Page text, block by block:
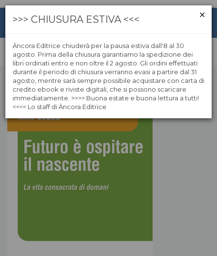
>>> CHIUSURA ESTIVA <<<
Àncora Editrice chiuderà per la pausa estiva dall'8 al 30
agosto. Prima della chiusura garantiamo la spedizione dei
libri ordinati entro e non oltre il 2 agosto. Gli ordini effettuati
durante il periodo di chiusura verranno evasi a partire dal 31
agosto, mentre sarà sempre possibile acquistare con carta di
credito ebook e riviste digitali, che si possono scaricare
immediatamente. >>>> Buona estate e buona lettura a tutti!
<<<< Lo staff di Àncora Editrice